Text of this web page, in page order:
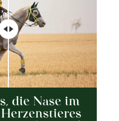
die Nase im